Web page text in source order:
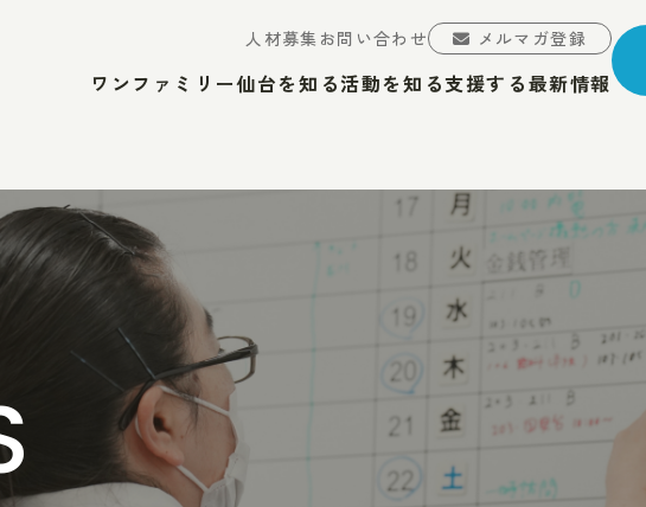
人材募集 お問い合わせ メルマガ登録
ワンファミリー仙台を知る活動を知る支援する最新情報